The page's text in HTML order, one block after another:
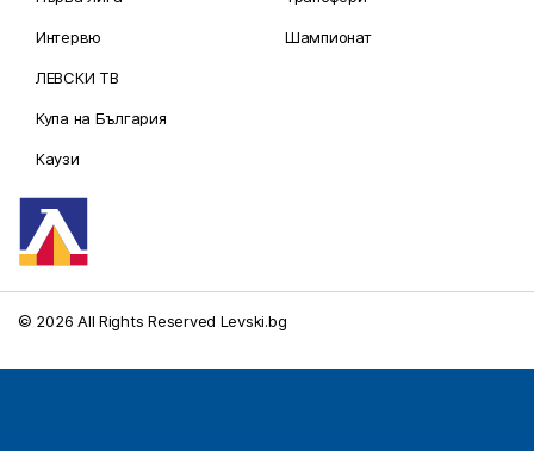
Интервю
ЛЕВСКИ ТВ
Купа на България
Каузи
Шампионат
© 2026 All Rights Reserved Levski.bg